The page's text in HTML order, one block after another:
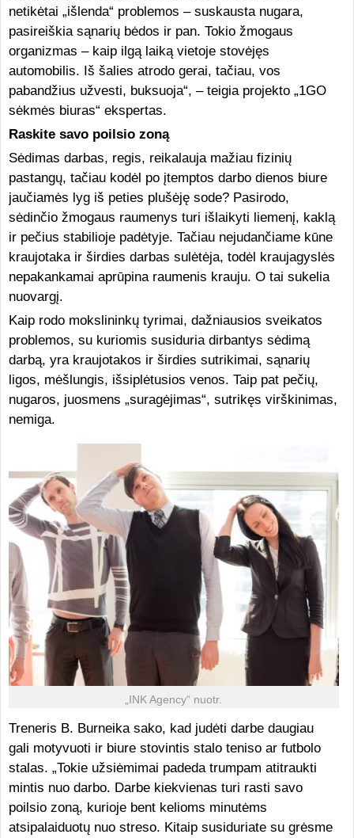
netikėtai „išlenda“ problemos – suskausta nugara,
pasireiškia sąnarių bėdos ir pan. Tokio žmogaus
organizmas – kaip ilgą laiką vietoje stovėjęs
automobilis. Iš šalies atrodo gerai, tačiau, vos
pabandžius užvesti, buksuoja“, – teigia projekto „1GO
sėkmės biuras“ ekspertas.
Raskite savo poilsio zoną
Sėdimas darbas, regis, reikalauja mažiau fizinių
pastangų, tačiau kodėl po įtemptos darbo dienos biure
jaučiamės lyg iš peties plušėję sode? Pasirodo,
sėdinčio žmogaus raumenys turi išlaikyti liemenį, kaklą
ir pečius stabilioje padėtyje. Tačiau nejudančiame kūne
kraujotaka ir širdies darbas sulėtėja, todėl kraujagyslės
nepakankamai aprūpina raumenis krauju. O tai sukelia
nuovargį.
Kaip rodo mokslininkų tyrimai, dažniausios sveikatos
problemos, su kuriomis susiduria dirbantys sėdimą
darbą, yra kraujotakos ir širdies sutrikimai, sąnarių
ligos, mėšlungis, išsiplėtusios venos. Taip pat pečių,
nugaros, juosmens „suragėjimas“, sutrikęs virškinimas,
nemiga.
„INK Agency“ nuotr.
Treneris B. Burneika sako, kad judėti darbe daugiau
gali motyvuoti ir biure stovintis stalo teniso ar futbolo
stalas. „Tokie užsiėmimai padeda trumpam atitraukti
mintis nuo darbo. Darbe kiekvienas turi rasti savo
poilsio zoną, kurioje bent kelioms minutėms
atsipalaiduotų nuo streso. Kitaip susiduriate su grėsme